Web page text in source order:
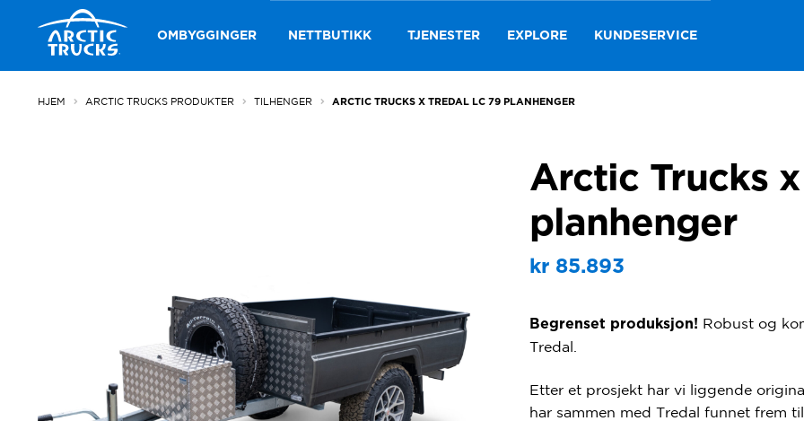
Hopp
til
navigasjon
Hopp
til
innhold
OMBYGGINGER NETTBUTIKK TJENESTER EXPLORE KUNDESERVICE
HJEM ARCTIC TRUCKS PRODUKTER TILHENGER ARCTIC TRUCKS X TREDAL LC 79 PLANHENGER
Arctic Trucks
planhenger
kr85.893
Begrenset produksjon! Robust og
Tredal.
Etter et prosjekt har vi liggende
har sammen med Tredal funnet frem